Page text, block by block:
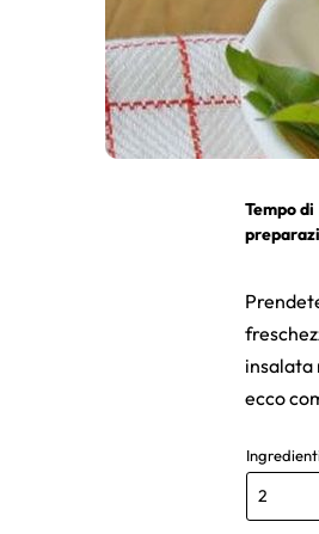
Tempo di
insalata
ecco